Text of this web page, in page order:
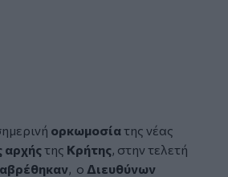
ορκωμοσίατης νέας
αρχήςτης Κρήτης, στην τελετή
, ο Διευθύνων